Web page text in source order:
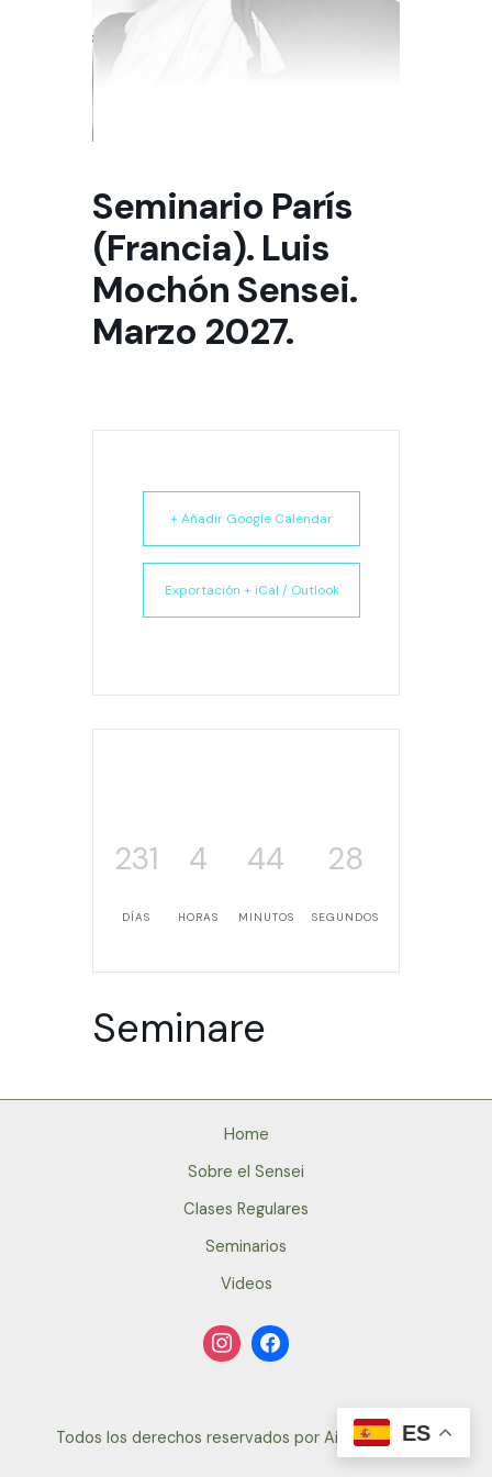
Seminario París
(Francia). Luis
Mochón Sensei.
Marzo 2027.
+ Añadir Google Calendar
Exportación + iCal / Outlook
231
DÍAS
4
HORAS
44
MINUTOS
28
SEGUNDOS
Seminare
Home
Sobre el Sensei
Clases Regulares
Seminarios
Videos
Todos los derechos reservados por Aikido-Mochón
ES